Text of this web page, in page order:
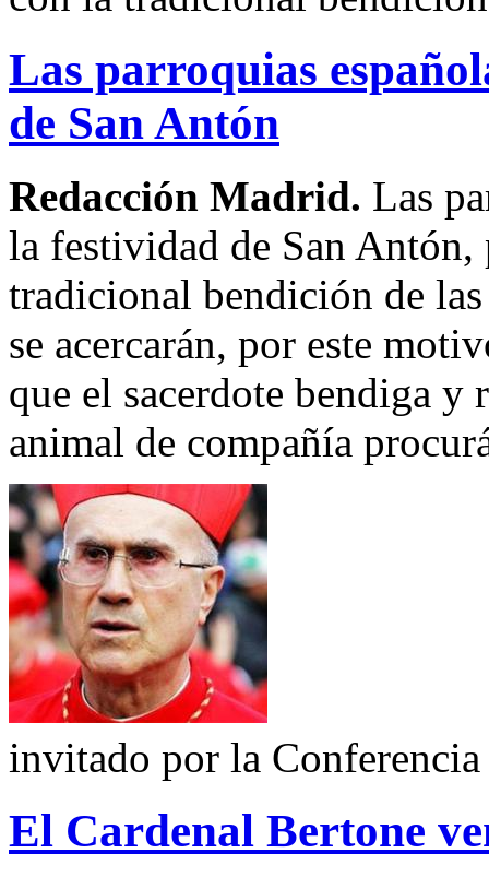
Las parroquias
de San Antón
Redacción Madrid. Las
la festividad de San
tradicional bendición de las
se acercarán, por este
que el sacerdote bendiga y
animal de compañía
invitado por la
El Cardenal Bertone